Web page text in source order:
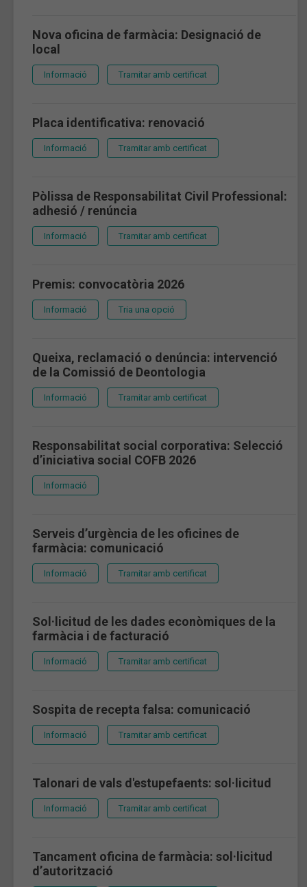
Nova oficina de farmàcia: Designació de
local
Informació Tramitar amb certificat
Placa identificativa: renovació
Informació Tramitar amb certificat
Pòlissa de Responsabilitat Civil Professional:
adhesió / renúncia
Informació Tramitar amb certificat
Premis: convocatòria 2026
Informació Tria una opció
Queixa, reclamació o denúncia: intervenció
de la Comissió de Deontologia
Informació Tramitar amb certificat
Responsabilitat social corporativa: Selecció
d’iniciativa social COFB 2026
Informació
Serveis d’urgència de les oficines de
farmàcia: comunicació
Informació Tramitar amb certificat
Sol·licitud de les dades econòmiques de la
farmàcia i de facturació
Informació Tramitar amb certificat
Sospita de recepta falsa: comunicació
Informació Tramitar amb certificat
Talonari de vals d'estupefaents: sol·licitud
Informació Tramitar amb certificat
Tancament oficina de farmàcia: sol·licitud
d’autorització